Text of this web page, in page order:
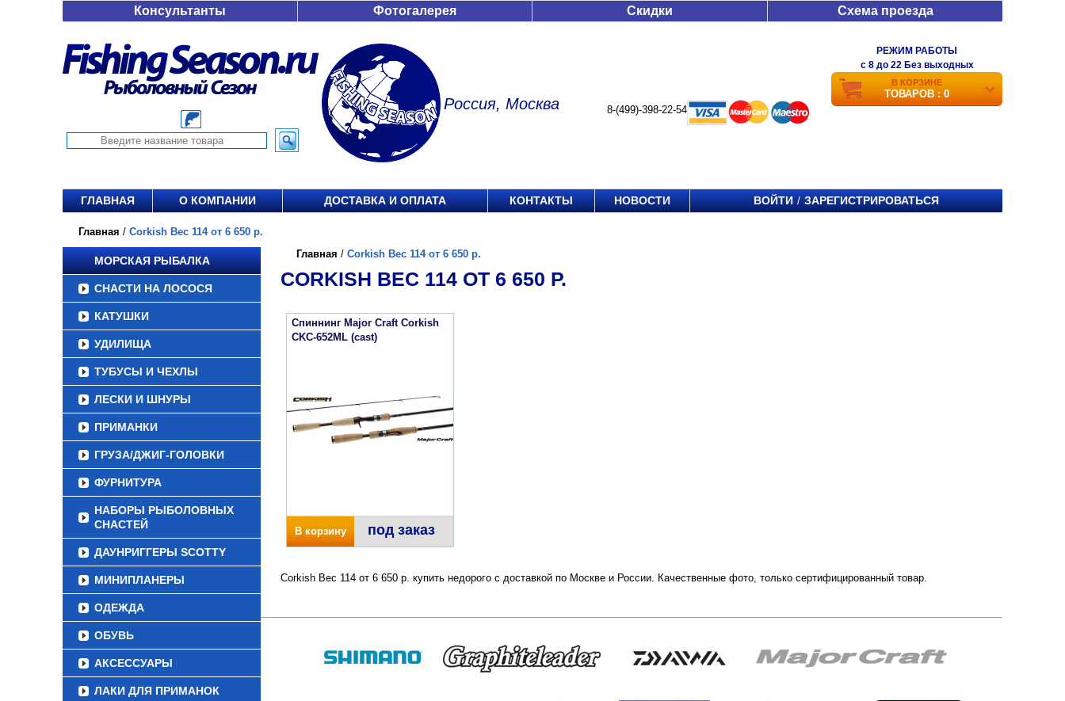
Консультанты Фотогалерея Скидки Схема проезда
Россия, Москва 8-(499)-398-22-54
РЕЖИМ РАБОТЫ
c 8 до 22 Без выходных
В КОРЗИНЕ
ТОВАРОВ : 0
ГЛАВНАЯ О КОМПАНИИ ДОСТАВКА И ОПЛАТА КОНТАКТЫ НОВОСТИ ВОЙТИ / ЗАРЕГИСТРИРОВАТЬСЯ
Главная / Corkish Вес 114 от 6 650 р.
МОРСКАЯ РЫБАЛКА
СНАСТИ НА ЛОСОСЯ
КАТУШКИ
УДИЛИЩА
ТУБУСЫ И ЧЕХЛЫ
ЛЕСКИ И ШНУРЫ
ПРИМАНКИ
ГРУЗА/ДЖИГ-ГОЛОВКИ
ФУРНИТУРА
НАБОРЫ РЫБОЛОВНЫХ
СНАСТЕЙ
ДАУНРИГГЕРЫ SCOTTY
МИНИПЛАНЕРЫ
ОДЕЖДА
ОБУВЬ
АКСЕССУАРЫ
ЛАКИ ДЛЯ ПРИМАНОК
Главная / Corkish Вес 114 от 6 650 р.
CORKISH ВЕС 114 ОТ 6 650 Р.
Спиннинг Major Craft Corkish
CKC-652ML (cast)
В корзину под заказ
Corkish Вес 114 от 6 650 р. купить недорого с доставкой по Москве и России. Качественные фото, только сертифицированный товар.